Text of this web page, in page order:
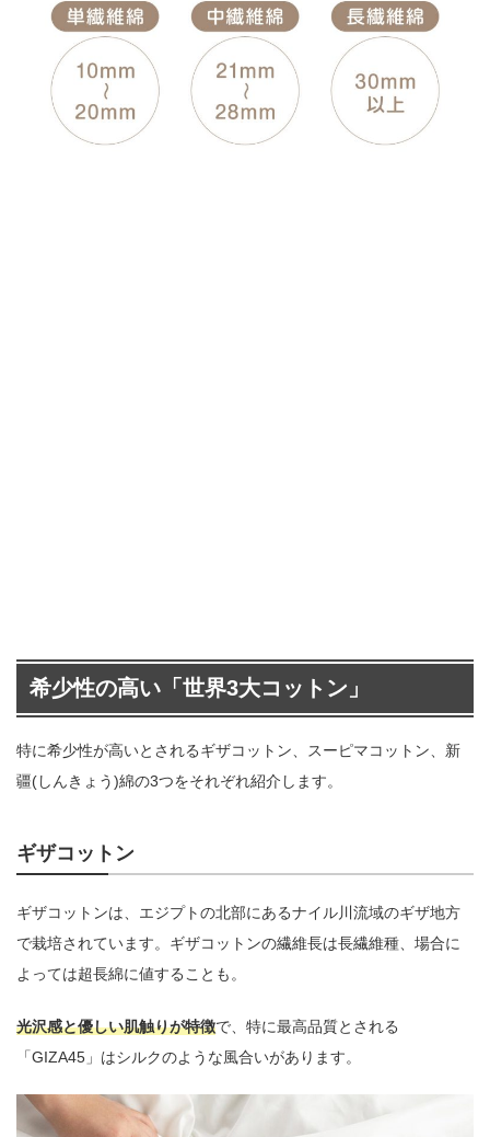
希少性の高い「世界3大コットン」
特に希少性が高いとされるギザコットン、スーピマコットン、新
疆(しんきょう)綿の3つをそれぞれ紹介します。
ギザコットン
ギザコットンは、エジプトの北部にあるナイル川流域のギザ地方
で栽培されています。ギザコットンの繊維長は長繊維種、場合に
よっては超長綿に値することも。
光沢感と優しい肌触りが特徴で、特に最高品質とされる
「GIZA45」はシルクのような風合いがあります。